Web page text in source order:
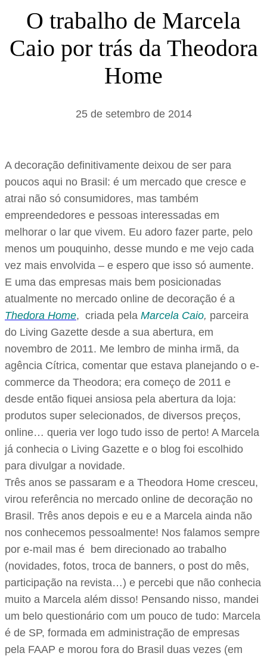
a
r
O trabalho de Marcela
Caio por trás da Theodora
Home
25 de setembro de 2014
A decoração definitivamente deixou de ser para
poucos aqui no Brasil: é um mercado que cresce e
atrai não só consumidores, mas também
empreendedores e pessoas interessadas em
melhorar o lar que vivem. Eu adoro fazer parte, pelo
menos um pouquinho, desse mundo e me vejo cada
vez mais envolvida – e espero que isso só aumente.
E uma das empresas mais bem posicionadas
atualmente no mercado online de decoração é a
Thedora Home, criada pela Marcela Caio, parceira
do Living Gazette desde a sua abertura, em
novembro de 2011. Me lembro de minha irmã, da
agência Cítrica, comentar que estava planejando o e-
commerce da Theodora; era começo de 2011 e
desde então fiquei ansiosa pela abertura da loja:
produtos super selecionados, de diversos preços,
online… queria ver logo tudo isso de perto! A Marcela
já conhecia o Living Gazette e o blog foi escolhido
para divulgar a novidade.
Três anos se passaram e a Theodora Home cresceu,
virou referência no mercado online de decoração no
Brasil. Três anos depois e eu e a Marcela ainda não
nos conhecemos pessoalmente! Nos falamos sempre
por e-mail mas é bem direcionado ao trabalho
(novidades, fotos, troca de banners, o post do mês,
participação na revista…) e percebi que não conhecia
muito a Marcela além disso! Pensando nisso, mandei
um belo questionário com um pouco de tudo: Marcela
é de SP, formada em administração de empresas
pela FAAP e morou fora do Brasil duas vezes (em